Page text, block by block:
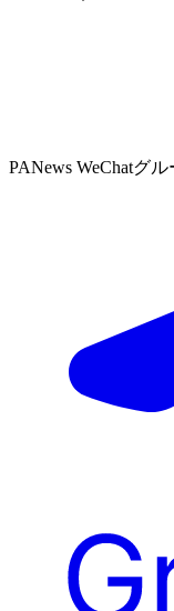
PANews WeChatグ